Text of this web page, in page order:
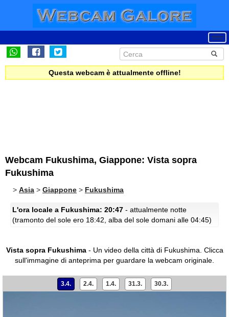
Questa webcam è attualmente offline!
Webcam Fukushima, Giappone: Vista sopra
Fukushima
> Asia > Giappone > Fukushima
L'ora locale a Fukushima: 20:47 - attualmente notte
(tramonto del sole ero 18:42, alba del sole domani alle 04:45)
Vista sopra Fukushima- Un video della città di Fukushima. Clicca
sull'immagine di anteprima per guardare la webcam originale.
3.4. 2.4. 1.4. 31.3. 30.3.